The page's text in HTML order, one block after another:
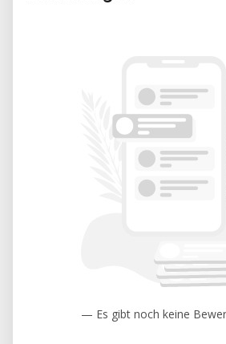
— Es gibt noch keine